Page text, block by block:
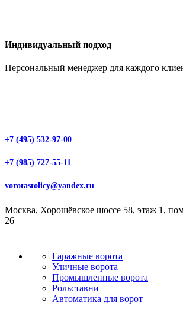
Индивидуальный подход
Персональный менеджер для каждого
+7 (495) 532-97-00
+7 (985) 727-55-11
vorotastolicy@yandex.ru
Москва, Хорошёвское шоссе 58, этаж 1,
26
Гаражные ворота
Уличные ворота
Промышленные ворота
Рольставни
Автоматика для ворот